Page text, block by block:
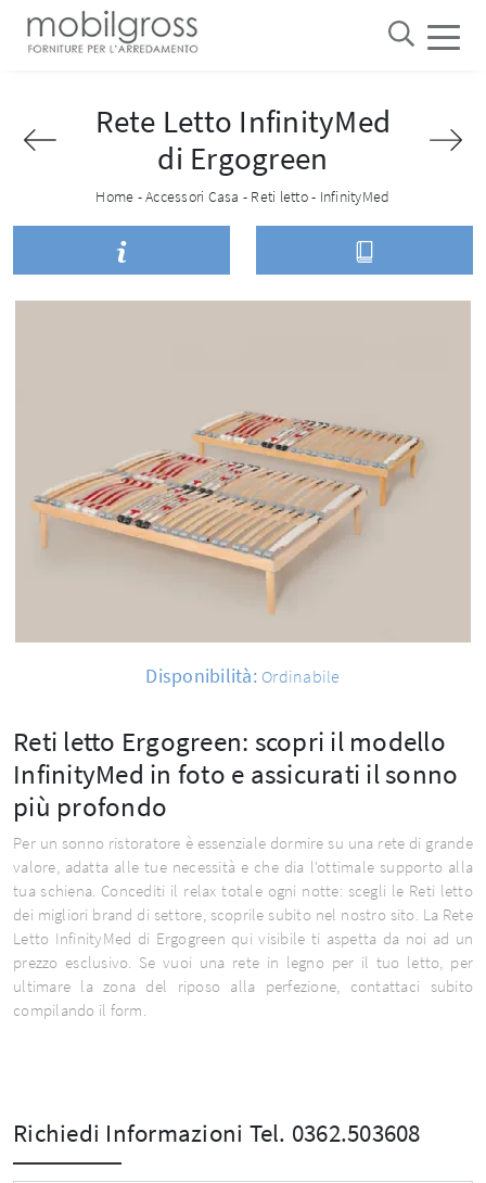
Rete Letto InfinityMed
di Ergogreen
Home -Accessori Casa - Reti letto- InfinityMed
Disponibilità: Ordinabile
Reti letto Ergogreen: scopri il modello
InfinityMed in foto e assicurati il sonno
più profondo
Per un sonno ristoratore è essenziale dormire su una rete di grande
valore, adatta alle tue necessità e che dia l'ottimale supporto alla
tua schiena. Concediti il relax totale ogni notte: scegli le Reti letto
dei migliori brand di settore, scoprile subito nel nostro sito. La Rete
Letto InfinityMed di Ergogreen qui visibile ti aspetta da noi ad un
prezzo esclusivo. Se vuoi una rete in legno per il tuo letto, per
ultimare la zona del riposo alla perfezione, contattaci subito
compilando il form.
Richiedi Informazioni Tel. 0362.503608